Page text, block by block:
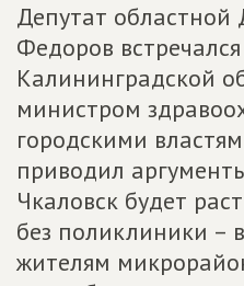
Депутат
Федоров
Калининградской
министром
городскими
приводил
Чкаловск будет
без поликлиники –
жителям